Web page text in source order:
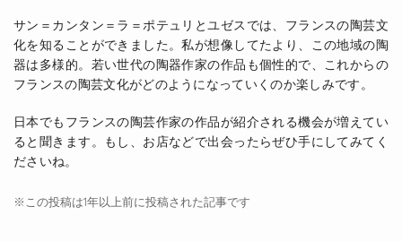
サン＝カンタン＝ラ＝ポテュリとユゼスでは、フランスの陶芸文
化を知ることができました。私が想像してたより、この地域の陶
器は多様的。若い世代の陶器作家の作品も個性的で、これからの
フランスの陶芸文化がどのようになっていくのか楽しみです。
日本でもフランスの陶芸作家の作品が紹介される機会が増えてい
ると聞きます。もし、お店などで出会ったらぜひ手にしてみてく
ださいね。
※この投稿は1年以上前に投稿された記事です